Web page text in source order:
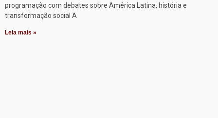
programação com debates sobre América Latina, história e
transformação social A
Leia mais »